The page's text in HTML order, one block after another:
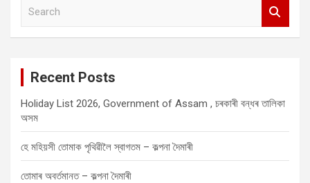
Recent Posts
Holiday List 2026, Government of Assam , চৰকাৰী বন্ধৰ তালিকা
অসম
হে মহিয়সী তোমাক পৃথিৱীলৈ স্বাগতম – কল্পনা দৈমাৰী
তোমাৰ অবৰ্তমানত – কল্পনা দৈমাৰী